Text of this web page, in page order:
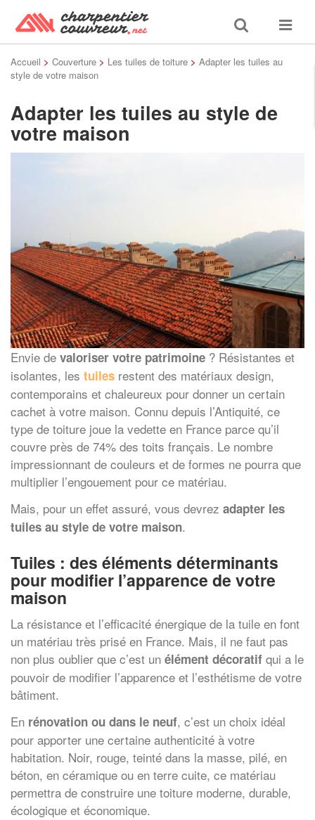
Toggle
search
Toggle
Accueil > Couverture > Les tuiles de toiture > Adapter les tuiles au
style de votre maison
Adapter les tuiles au style de
votre maison
Envie de valoriser votre patrimoine ? Résistantes et
isolantes, les tuiles restent des matériaux design,
contemporains et chaleureux pour donner un certain
cachet à votre maison. Connu depuis l’Antiquité, ce
type de toiture joue la vedette en France parce qu’il
couvre près de 74% des toits français. Le nombre
impressionnant de couleurs et de formes ne pourra que
multiplier l’engouement pour ce matériau.
Mais, pour un effet assuré, vous devrez adapter les
tuiles au style de votre maison.
Tuiles : des éléments déterminants
pour modifier l’apparence de votre
maison
La résistance et l’efficacité énergique de la tuile en font
un matériau très prisé en France. Mais, il ne faut pas
non plus oublier que c’est un élément décoratif qui a le
pouvoir de modifier l’apparence et l’esthétisme de votre
bâtiment.
En rénovation ou dans le neuf, c’est un choix idéal
pour apporter une certaine authenticité à votre
habitation. Noir, rouge, teinté dans la masse, pilé, en
béton, en céramique ou en terre cuite, ce matériau
permettra de construire une toiture moderne, durable,
écologique et économique.